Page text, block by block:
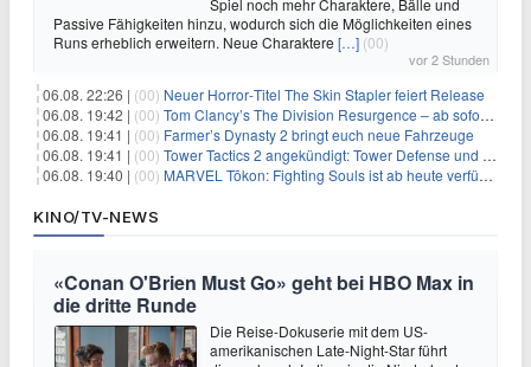
Spiel noch mehr Charaktere, Bälle und
Passive Fähigkeiten hinzu, wodurch sich die Möglichkeiten eines
Runs erheblich erweitern. Neue Charaktere […] (00)
vor 2 Stunden
06.08. 22:26 | (00) Neuer Horror‑Titel The Skin Stapler feiert Release
06.08. 19:42 | (00) Tom Clancy’s The Division Resurgence – ab sofort für euch verfügbar
06.08. 19:41 | (00) Farmer’s Dynasty 2 bringt euch neue Fahrzeuge
06.08. 19:41 | (00) Tower Tactics 2 angekündigt: Tower Defense und Deckbuilding Kombo kehrt zurück
06.08. 19:40 | (00) MARVEL Tōkon: Fighting Souls ist ab heute verfügbar
KINO/TV-NEWS
«Conan O'Brien Must Go» geht bei HBO Max in
die dritte Runde
Die Reise-Dokuserie mit dem US-
amerikanischen Late-Night-Star führt